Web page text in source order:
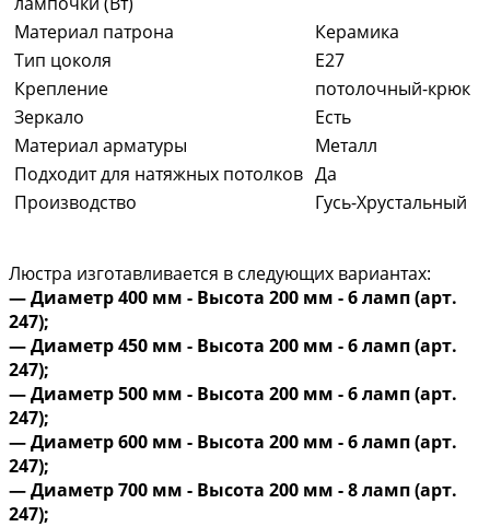
Материал патрона
Керамика
Тип цоколя
E27
Крепление
потолочный-крюк
Зеркало
Есть
Материал арматуры
Металл
Подходит для натяжных потолков Да
Производство
Гусь-Хрустальный
Люстра изготавливается в следующих вариантах:
— Диаметр 400 мм - Высота 200 мм - 6 ламп (арт.
247);
— Диаметр 450 мм - Высота 200 мм - 6 ламп (арт.
247);
— Диаметр 500 мм - Высота 200 мм - 6 ламп (арт.
247);
— Диаметр 600 мм - Высота 200 мм - 6 ламп (арт.
247);
​— Диаметр 700 мм - Высота 200 мм - 8 ламп (арт.
247);